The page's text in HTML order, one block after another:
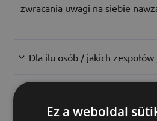
zwracania uwagi na siebie
Dla ilu osób / jakich
Jak należy zarejestrować się
lub grupach roboczych
Ez a weboldal